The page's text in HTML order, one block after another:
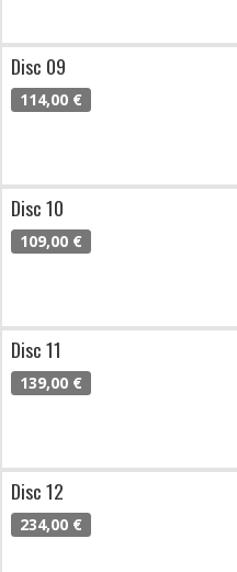
Disc 09
114,00 €
Disc 10
109,00 €
Disc 11
139,00 €
Disc 12
234,00 €